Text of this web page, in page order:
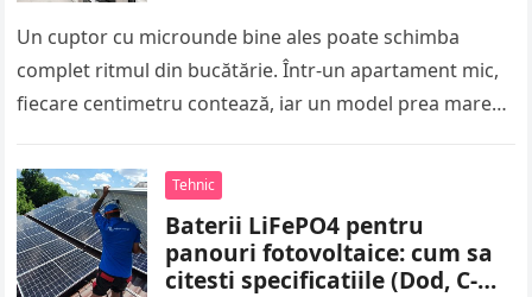
Un cuptor cu microunde bine ales poate schimba
complet ritmul din bucătărie. Într-un apartament mic,
fiecare centimetru contează, iar un model prea mare
Tehnic
Baterii LiFePO4 pentru
panouri fotovoltaice: cum sa
citesti specificatiile (Dod, C-